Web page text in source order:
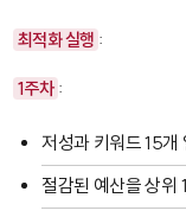
최적화 실행 :
1주차 :
저성과 키워드 15개
절감된 예산을 상위